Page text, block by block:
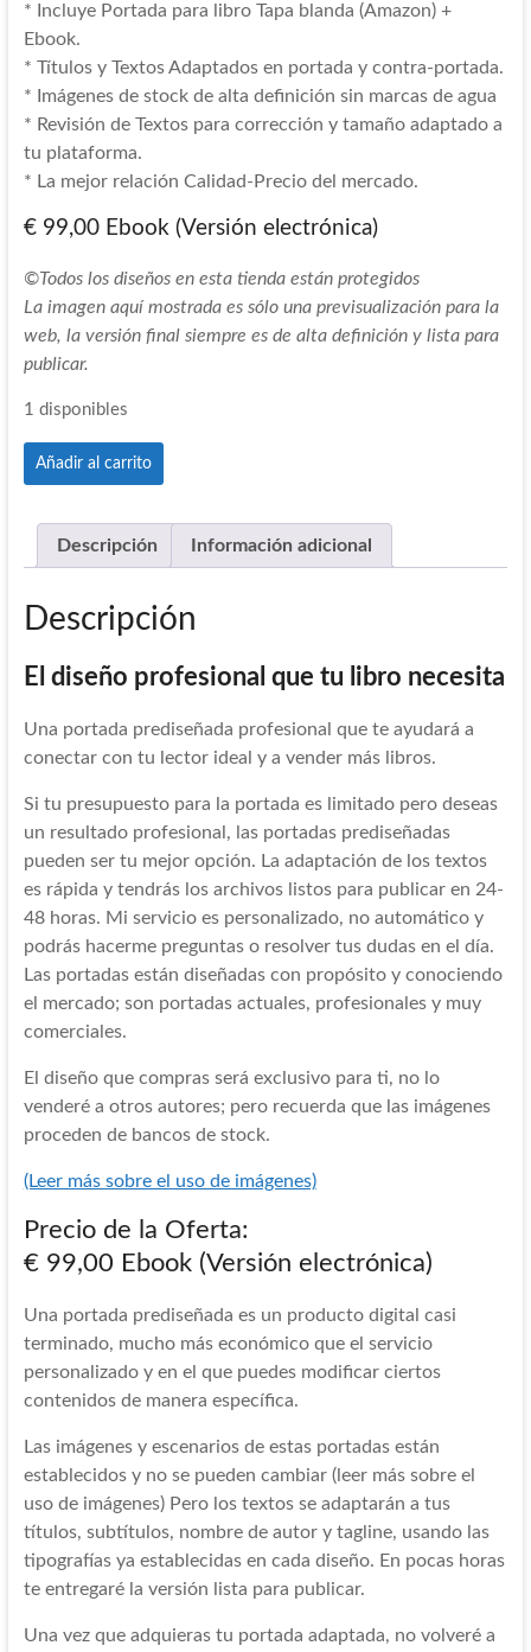
* Incluye Portada para libro Tapa blanda (Amazon) +
Ebook.
* Títulos y Textos Adaptados en portada y contra-portada.
* Imágenes de stock de alta definición sin marcas de agua
* Revisión de Textos para corrección y tamaño adaptado a
tu plataforma.
* La mejor relación Calidad-Precio del mercado.
€ 99,00 Ebook (Versión electrónica)
©Todos los diseños en esta tienda están protegidos
La imagen aquí mostrada es sólo una previsualización para la
web, la versión final siempre es de alta definición y lista para
publicar.
1 disponibles
Portada
cantidad
Añadir al carrito
Descripción Información adicional
Descripción
El diseño profesional que tu libro necesita
Una portada prediseñada profesional que te ayudará a
conectar con tu lector ideal y a vender más libros.
Si tu presupuesto para la portada es limitado pero deseas
un resultado profesional, las portadas prediseñadas
pueden ser tu mejor opción. La adaptación de los textos
es rápida y tendrás los archivos listos para publicar en 24-
48 horas. Mi servicio es personalizado, no automático y
podrás hacerme preguntas o resolver tus dudas en el día.
Las portadas están diseñadas con propósito y conociendo
el mercado; son portadas actuales, profesionales y muy
comerciales.
El diseño que compras será exclusivo para ti, no lo
venderé a otros autores; pero recuerda que las imágenes
proceden de bancos de stock.
(Leer más sobre el uso de imágenes)
Precio de la Oferta:
€ 99,00 Ebook (Versión electrónica)
Una portada prediseñada es un producto digital casi
terminado, mucho más económico que el servicio
personalizado y en el que puedes modificar ciertos
contenidos de manera específica.
Las imágenes y escenarios de estas portadas están
establecidos y no se pueden cambiar (leer más sobre el
uso de imágenes) Pero los textos se adaptarán a tus
títulos, subtítulos, nombre de autor y tagline, usando las
tipografías ya establecidas en cada diseño. En pocas horas
te entregaré la versión lista para publicar.
Una vez que adquieras tu portada adaptada, no volveré a